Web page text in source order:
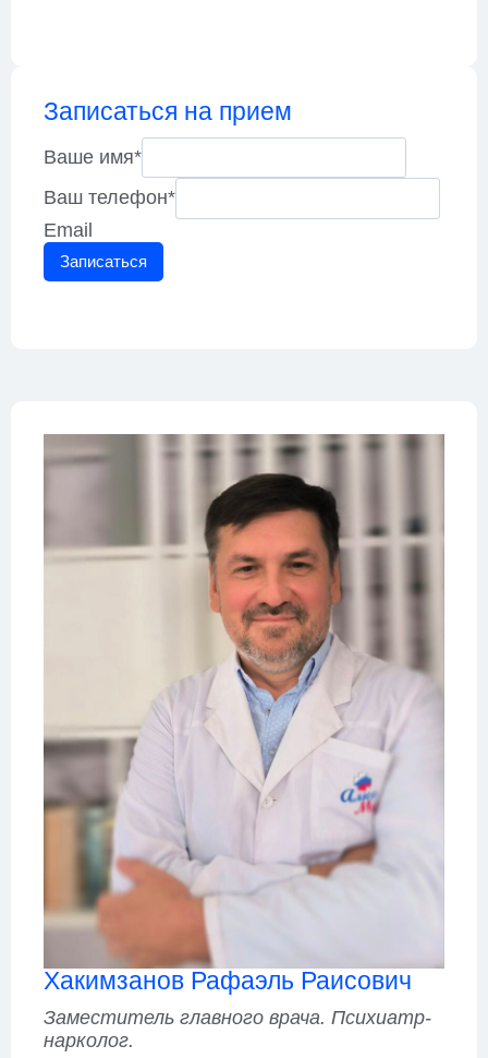
Записаться на прием
Ваше имя*
Ваш телефон*
Email
Записаться
Хакимзанов Рафаэль Раисович
Заместитель главного врача. Психиатр-
нарколог.